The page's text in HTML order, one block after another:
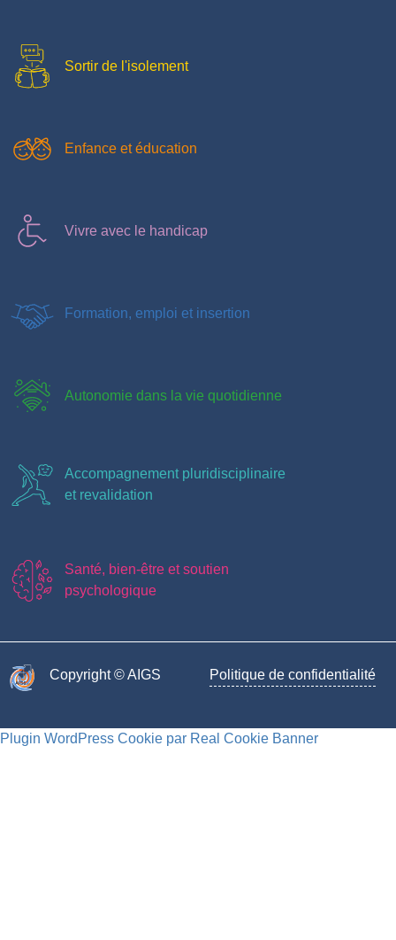
Sortir de l'isolement
Enfance et éducation
Vivre avec le handicap
Formation, emploi et insertion
Autonomie dans la vie quotidienne
Accompagnement pluridisciplinaire
et revalidation
Santé, bien-être et soutien
psychologique
Copyright © AIGS​ Politique de confidentialité
Plugin WordPress Cookie par Real Cookie Banner